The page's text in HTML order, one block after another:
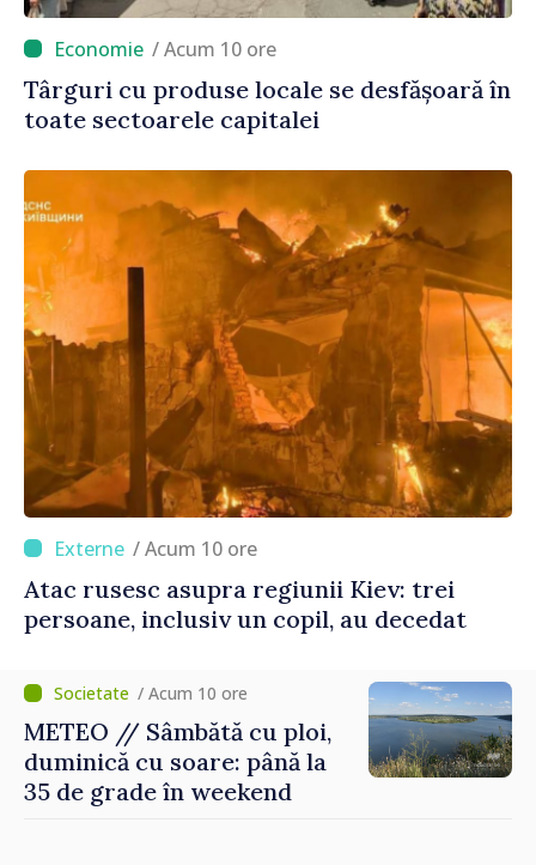
/ Acum 10 ore
Târguri cu produse locale se desfășoară în
toate sectoarele capitalei
/ Acum 10 ore
Atac rusesc asupra regiunii Kiev: trei
persoane, inclusiv un copil, au decedat
/ Acum 10 ore
METEO // Sâmbătă cu ploi,
duminică cu soare: până la
35 de grade în weekend